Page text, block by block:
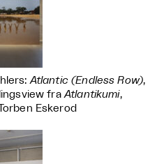
Atlantic (Endless Row),
fraAtlantikumi,
Eskerod